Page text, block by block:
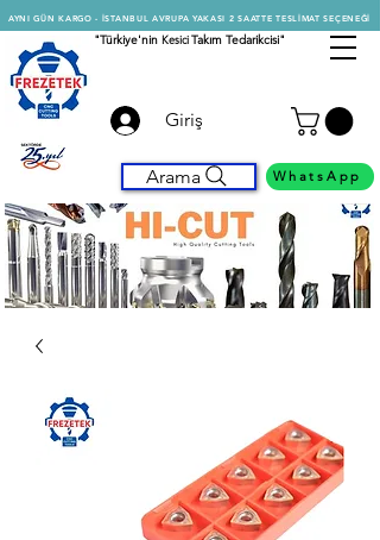
AYNI GÜN KARGO - İSTANBUL AVRUPA YAKASI 2 SAATTE TESLİMAT SEÇENEĞİ
"Türkiye'nin KesiciTakım Tedarikcisi"
Giriş
Arama WhatsApp